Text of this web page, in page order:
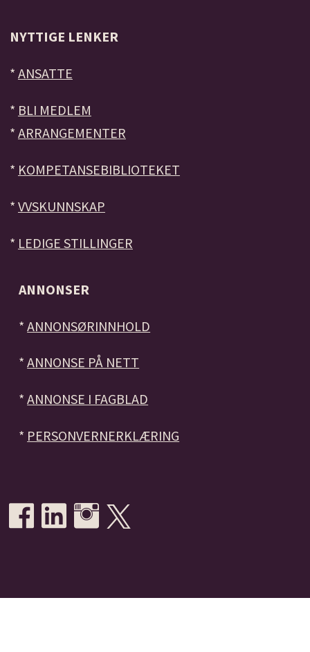
NYTTIGE LENKER
* ANSATTE
* BLI MEDLEM
* ARRANGEMENTER
* KOMPETANSEBIBLIOTEKET
* VVSKUNNSKAP
* LEDIGE STILLINGER
ANNONSER
*ANNONSØRINNHOLD
*ANNONSE PÅ NETT
*ANNONSE I FAGBLAD
* PERSONVERNERKLÆRING